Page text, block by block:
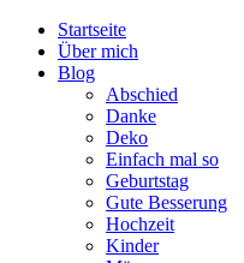
Startseite
Über mich
Blog
Abschied
Danke
Deko
Einfach mal so
Geburtstag
Gute Besserung
Hochzeit
Kinder